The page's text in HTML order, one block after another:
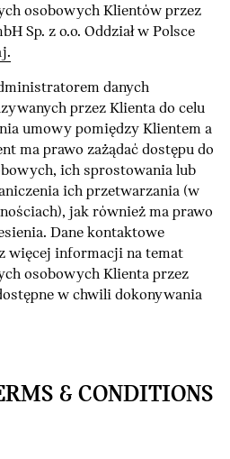
osobowych Klientów przez
Sp. z o.o. Oddział w Polsce
danych
przez Klienta do celu
umowy pomiędzy Klientem a
ma prawo zażądać dostępu do
ich sprostowania lub
ich przetwarzania (w
jak również ma prawo
Dane kontaktowe
więcej informacji na temat
osobowych Klienta przez
w chwili dokonywania
& CONDITIONS